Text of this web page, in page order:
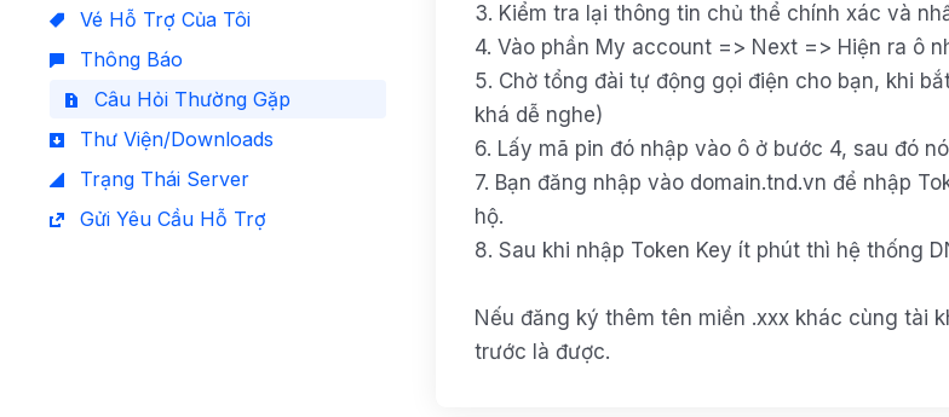
Vé Hỗ Trợ Của Tôi
Thông Báo
Câu Hỏi Thường Gặp
Thư Viện/Downloads
Trạng Thái Server
Gửi Yêu Cầu Hỗ Trợ
3. Kiểm tra lại thông tin chủ thể chính xác và
4. Vào phần My account => Next => Hiện ra ô
5. Chờ tổng đài tự động gọi điện cho bạn, khi
khá dễ nghe)
6. Lấy mã pin đó nhập vào ô ở bước 4, sau đó
7. Bạn đăng nhập vào domain.tnd.vn để nhập
hộ.
8. Sau khi nhập Token Key ít phút thì hệ thống
Nếu đăng ký thêm tên miền .xxx khác cùng tài
trước là được.